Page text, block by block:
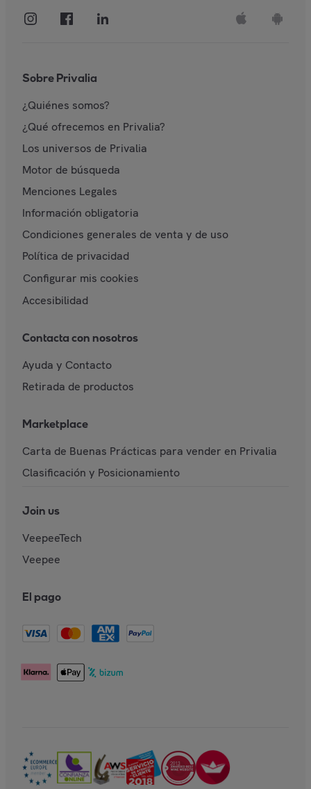
Sobre Privalia
¿Quiénes somos?
¿Qué ofrecemos en Privalia?
Los universos de Privalia
Motor de búsqueda
Menciones Legales
Información obligatoria
Condiciones generales de venta y de uso
Política de privacidad
Configurar mis cookies
Accesibilidad
Contacta con nosotros
Ayuda y Contacto
Retirada de productos
Marketplace
Carta de Buenas Prácticas para vender en Privalia
Clasificación y Posicionamiento
Join us
VeepeeTech
Veepee
El pago